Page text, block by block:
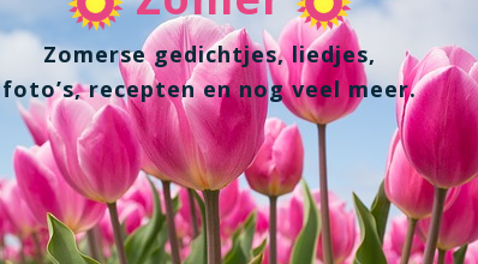
Zomerse gedichtjes, liedjes,
foto’s, recepten en nog veel meer.